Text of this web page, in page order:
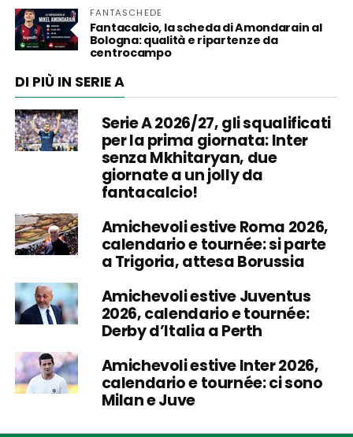
FANTASCHEDE
Fantacalcio, la scheda di Amondarain al
Bologna: qualità e ripartenze da
centrocampo
DI PIÙ IN SERIE A
Serie A 2026/27, gli squalificati
per la prima giornata: Inter
senza Mkhitaryan, due
giornate a un jolly da
fantacalcio!
Amichevoli estive Roma 2026,
calendario e tournée: si parte
a Trigoria, attesa Borussia
Amichevoli estive Juventus
2026, calendario e tournée:
Derby d’Italia a Perth
Amichevoli estive Inter 2026,
calendario e tournée: ci sono
Milan e Juve